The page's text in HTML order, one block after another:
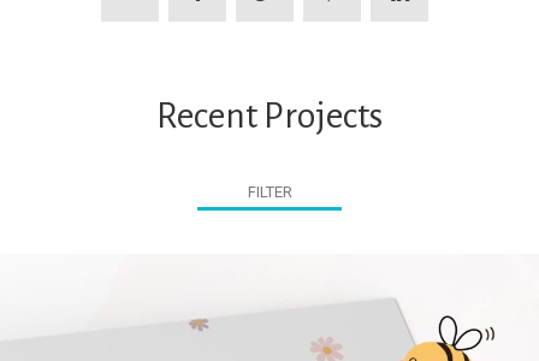
Recent Projects
FILTER